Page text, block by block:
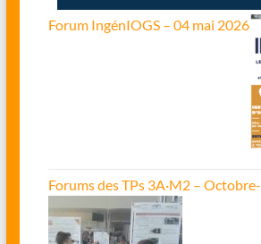
Forum IngénIOGS – 04 mai 2026
Forums des TPs 3A·M2 –